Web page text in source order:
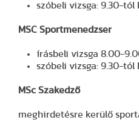
szóbeli vizsga: 9.30-tól
MSC Sportmenedzser
írásbeli vizsga 8.00-
szóbeli vizsga: 9.30-tól
MSc Szakedző
meghirdetésre kerülő